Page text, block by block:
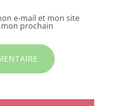
e-mail et mon site
prochain